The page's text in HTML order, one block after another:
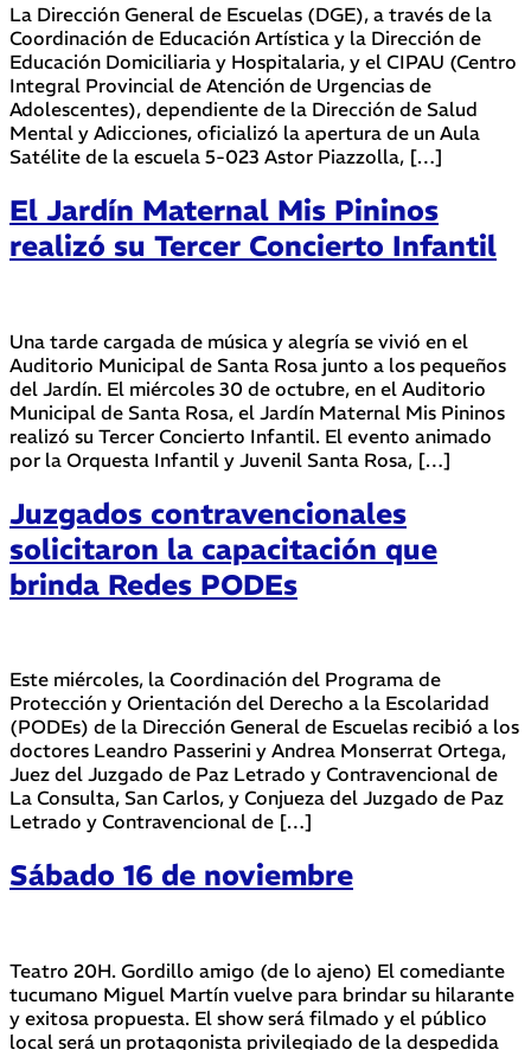
La Dirección General de Escuelas (DGE), a través de la
Coordinación de Educación Artística y la Dirección de
Educación Domiciliaria y Hospitalaria, y el CIPAU (Centro
Integral Provincial de Atención de Urgencias de
Adolescentes), dependiente de la Dirección de Salud
Mental y Adicciones, oficializó la apertura de un Aula
Satélite de la escuela 5-023 Astor Piazzolla, […]
El Jardín Maternal Mis Pininos
realizó su Tercer Concierto Infantil
Una tarde cargada de música y alegría se vivió en el
Auditorio Municipal de Santa Rosa junto a los pequeños
del Jardín. El miércoles 30 de octubre, en el Auditorio
Municipal de Santa Rosa, el Jardín Maternal Mis Pininos
realizó su Tercer Concierto Infantil. El evento animado
por la Orquesta Infantil y Juvenil Santa Rosa, […]
Juzgados contravencionales
solicitaron la capacitación que
brinda Redes PODEs
Este miércoles, la Coordinación del Programa de
Protección y Orientación del Derecho a la Escolaridad
(PODEs) de la Dirección General de Escuelas recibió a los
doctores Leandro Passerini y Andrea Monserrat Ortega,
Juez del Juzgado de Paz Letrado y Contravencional de
La Consulta, San Carlos, y Conjueza del Juzgado de Paz
Letrado y Contravencional de […]
Sábado 16 de noviembre
Teatro 20H. Gordillo amigo (de lo ajeno) El comediante
tucumano Miguel Martín vuelve para brindar su hilarante
y exitosa propuesta. El show será filmado y el público
local será un protagonista privilegiado de la despedida